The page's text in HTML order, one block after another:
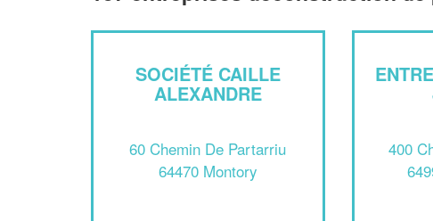
SOCIÉTÉ CAILLE
ALEXANDRE
60 Chemin De Partarriu
64470 Montory
400